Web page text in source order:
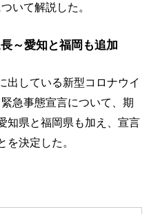
いて解説した。
～愛知と福岡も追加
出している新型コロナウイ
急事態宣言について、期
知県と福岡県も加え、宣言
決定した。